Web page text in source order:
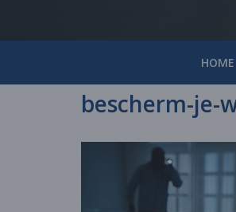
HOME
bescherm-je-